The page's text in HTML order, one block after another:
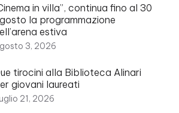
in villa”, continua fino al 30
la programmazione
estiva
3, 2026
tirocini alla Biblioteca Alinari
giovani laureati
21, 2026